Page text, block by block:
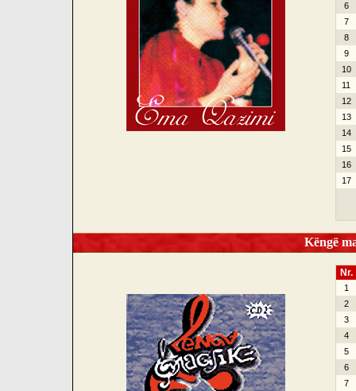
6
7
8
9
10
11
12
13
14
15
16
17
Këngë
Nr.
1
2
3
4
5
6
7